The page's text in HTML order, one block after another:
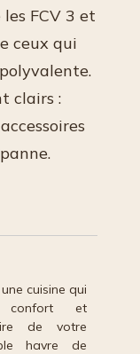
FCV 3 et
ceux qui
clairs :
cuisine qui
confort et
de votre
havre de